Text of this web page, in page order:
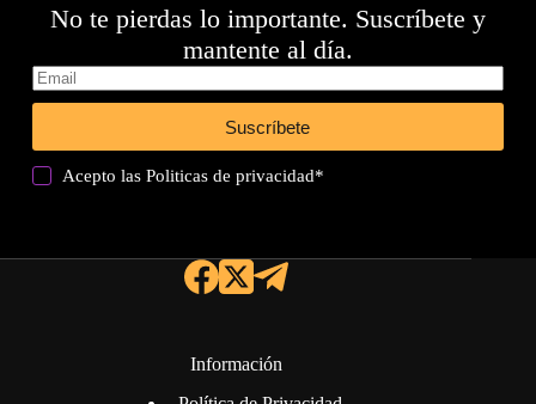
No te pierdas lo importante. Suscríbete y
mantente al día.
Suscríbete
Acepto lasPoliticas de privacidad*
Información